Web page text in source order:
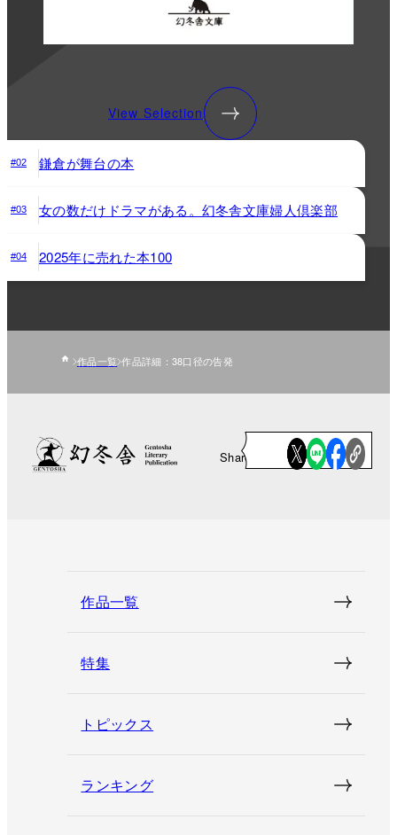
View Selection
#02 鎌倉が舞台の本
#03 女の数だけドラマがある。幻冬舎文庫婦人倶楽部
#04 2025年に売れた本100
作品一覧 作品詳細：38口径の告発
Share
作品一覧
特集
トピックス
ランキング